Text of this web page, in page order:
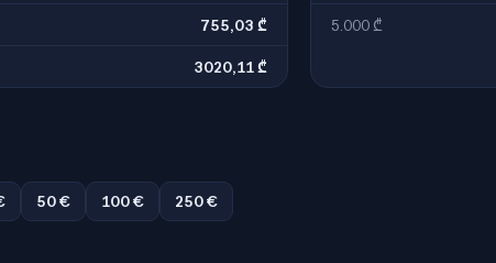
755,03 ₾
3020,11 ₾
5.000 ₾
50 € 100 € 250 €